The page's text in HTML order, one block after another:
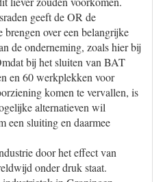
geeft de OR de
over een belangrijke
de onderneming, zoals hier bij
bij het sluiten van BAT
en 60 werkplekken voor
komen te vervallen, is
alternatieven wil
een sluiting en daarmee
door het effect van
onder druk staat.